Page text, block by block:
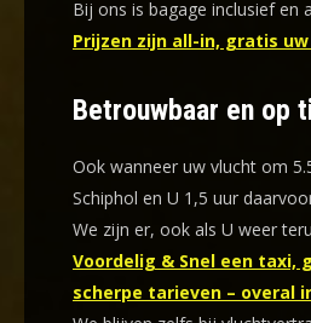
Bij ons is bagage inclusief en
Prijzen zijn all-in, gratis
Betrouwbaar en op
Ook wanneer uw vlucht om
Schiphol en U 1,5 uur
We zijn er, ook als U weer
Voordelig & Snel een taxi,
scherpe tarieven – overal